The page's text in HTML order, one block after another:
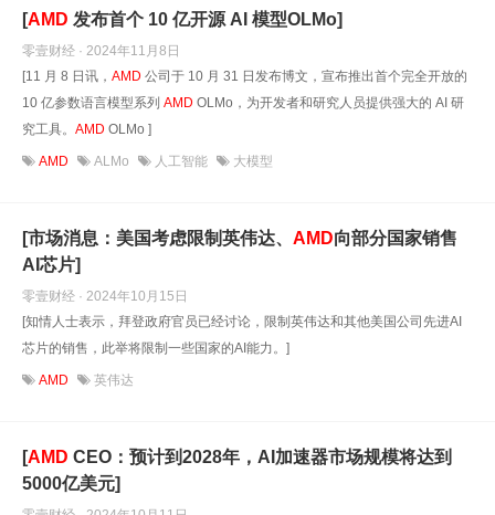
[AMD 发布首个 10 亿开源 AI 模型OLMo]
零壹财经 · 2024年11月8日
[11 月 8 日讯， AMD 公司于 10 月 31 日发布博文，宣布推出首个完全开放的
10 亿参数语言模型系列 AMD OLMo，为开发者和研究人员提供强大的 AI 研
究工具。 AMD OLMo ]
AMD ALMo 人工智能 大模型
[市场消息：美国考虑限制英伟达、 AMD向部分国家销售
AI芯片]
零壹财经 · 2024年10月15日
[知情人士表示，拜登政府官员已经讨论，限制英伟达和其他美国公司先进AI
芯片的销售，此举将限制一些国家的AI能力。]
AMD 英伟达
[AMD CEO：预计到2028年，AI加速器市场规模将达到
5000亿美元]